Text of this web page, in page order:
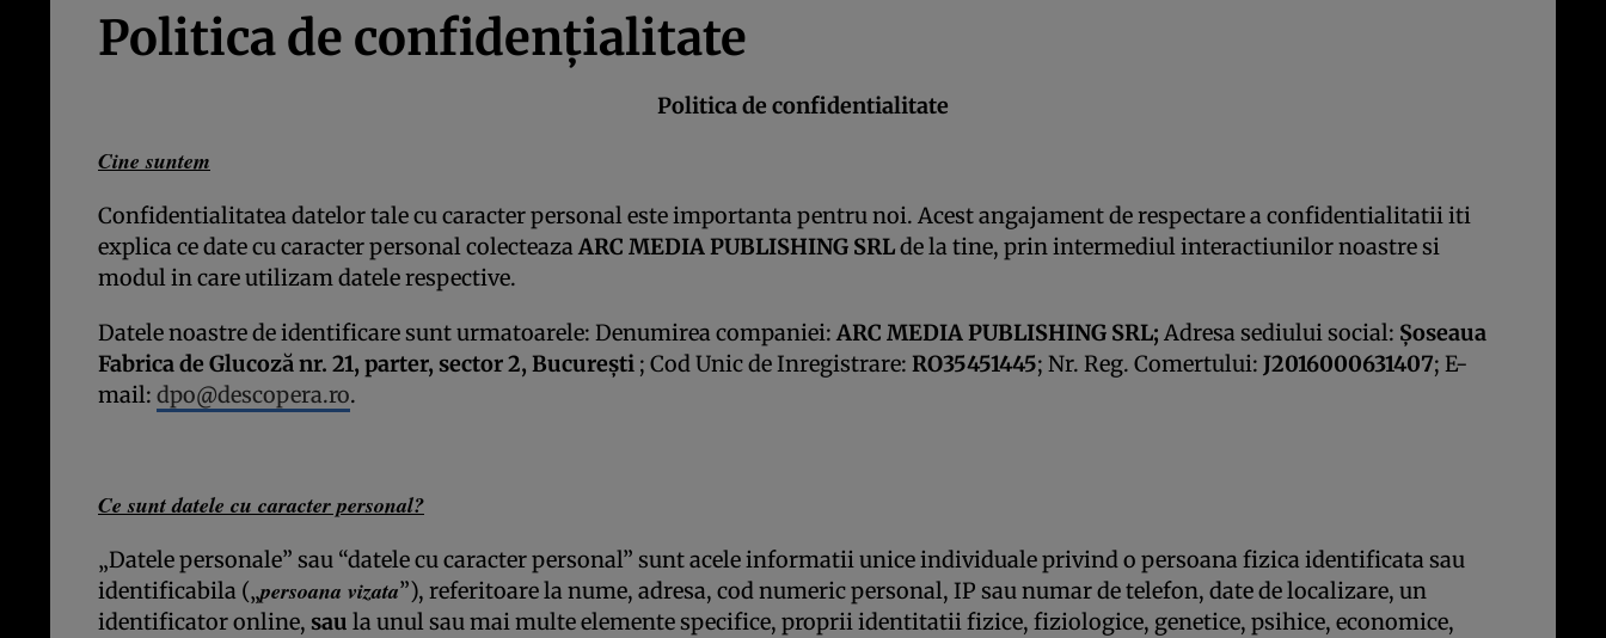
Politica de confidenţialitate
Politica de confidentialitate
Cine suntem
Confidentialitatea datelor tale cu caracter personal este importanta pentru noi. Acest angajament de respectare a confidentialitatii iti
explica ce date cu caracter personal colecteazaARC MEDIA PUBLISHING SRLde la tine, prin intermediul interactiunilor noastre si
modul in care utilizam datele respective.
Datele noastre de identificare sunt urmatoarele: Denumirea companiei:ARC MEDIA PUBLISHING SRL; Adresa sediului social: Şoseaua
Fabrica de Glucoză nr. 21, parter, sector 2, Bucureşti ; Cod Unic de Inregistrare: RO35451445; Nr. Reg. Comertului: J2016000631407; E-
mail: dpo@descopera.ro.
Ce sunt datele cu caracter personal?
„Datele personale” sau “datele cu caracter personal” sunt acele informatii unice individuale privind o persoana fizica identificata sau
identificabila („persoana vizata”), referitoare la nume, adresa, cod numeric personal, IP sau numar de telefon, date de localizare, un
identificator online, sau la unul sau mai multe elemente specifice, proprii identitatii fizice, fiziologice, genetice, psihice, economice,